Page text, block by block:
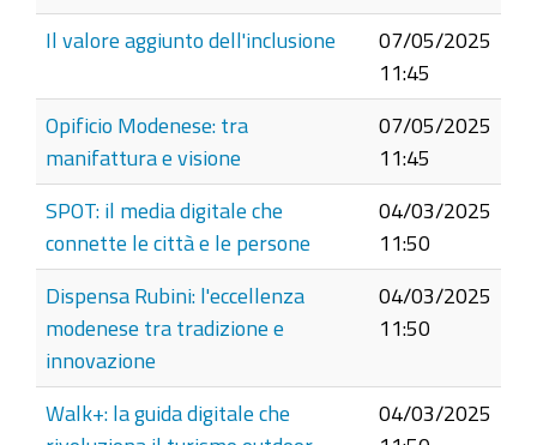
Il valore aggiunto dell'inclusione
07/05/2025
11:45
Opificio Modenese: tra
manifattura e visione
07/05/2025
11:45
SPOT: il media digitale che
connette le città e le persone
04/03/2025
11:50
Dispensa Rubini: l'eccellenza
modenese tra tradizione e
innovazione
04/03/2025
11:50
Walk+: la guida digitale che
04/03/2025